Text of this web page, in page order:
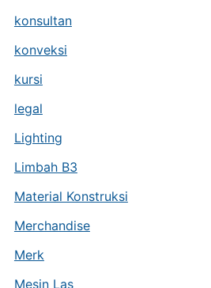
konsultan
konveksi
kursi
legal
Lighting
Limbah B3
Material Konstruksi
Merchandise
Merk
Mesin Las